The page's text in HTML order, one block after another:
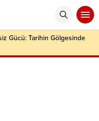
Gücü: Tarihin Gölgesinde